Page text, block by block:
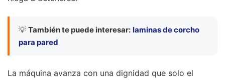
💡 También te puede interesar: laminas de corcho
para pared
La máquina avanza con una dignidad que solo el